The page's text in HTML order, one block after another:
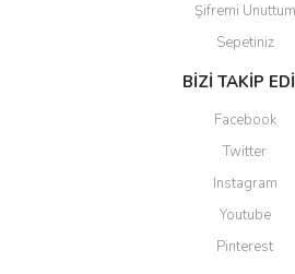
Şifremi Unuttum
Sepetiniz
BİZİ TAKİP
Facebook
Twitter
Instagram
Youtube
Pinterest